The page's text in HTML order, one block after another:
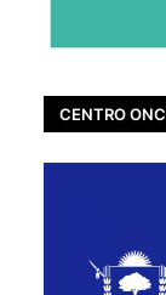
CENTRO